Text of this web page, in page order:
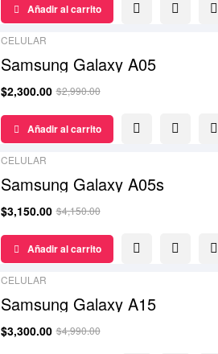
Añadir al carrito
CELULAR
Samsung Galaxy A05
$2,990.00
$2,300.00
Añadir al carrito
CELULAR
Samsung Galaxy A05s
$4,150.00
$3,150.00
Añadir al carrito
CELULAR
Samsung Galaxy A15
$4,990.00
$3,300.00